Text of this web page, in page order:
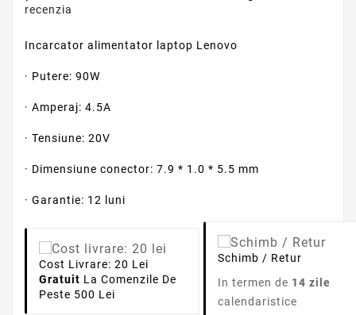
recenzia
Incarcator alimentator laptop Lenovo
· Putere: 90W
· Amperaj: 4.5A
· Tensiune: 20V
· Dimensiune conector: 7.9 * 1.0 * 5.5 mm
· Garantie: 12 luni
Cost Livrare: 20 Lei
Gratuit La Comenzile De
Peste 500 Lei
Schimb / Retur
In termen de 14 zile
calendaristice